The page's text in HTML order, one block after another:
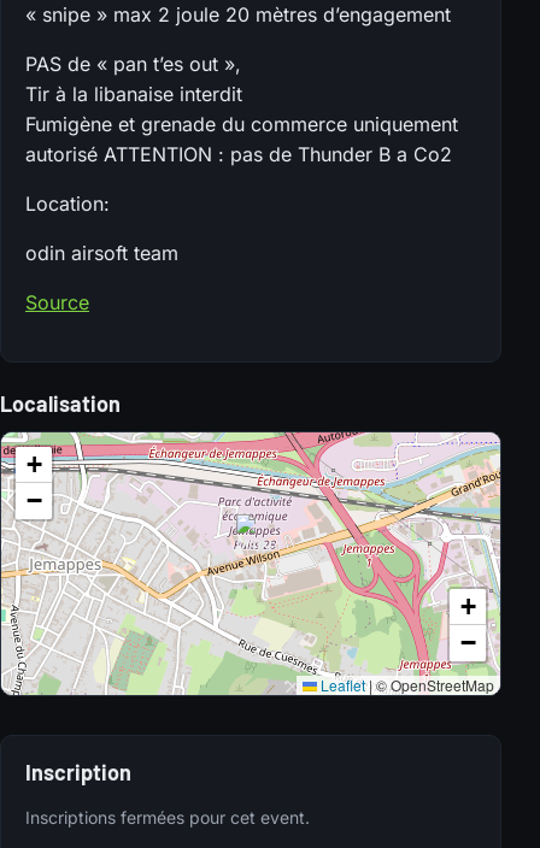
« snipe » max 2 joule 20 mètres d’engagement
PAS de « pan t’es out »,
Tir à la libanaise interdit
Fumigène et grenade du commerce uniquement
autorisé ATTENTION : pas de Thunder B a Co2
Location:
odin airsoft team
Source
Localisation
+
−
+
−
Leaflet |© OpenStreetMap
Inscription
Inscriptions fermées pour cet event.